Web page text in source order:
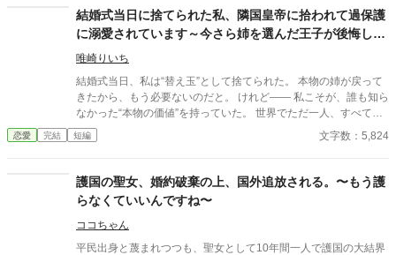
結婚式当日に捨てられた私、隣国皇帝に拾われて過保護
に溺愛されています～今さら姉を選んだ王子が後悔して
も手遅れです～
唯崎りいち
結婚式当日、私は“替え玉”として捨てられた。 本物の姉が戻って
きたから、もう必要ないのだと。 けれど—— 私こそが、誰も知ら
なかった“本物の価値”を持っていた。 世界でただ一人、すべてを
癒す力。 そして、その価値を知るただ一人の人が、皇帝となって
私を迎えに来る。 これは、すべてを失った少女が、本当に必要と
恋愛 完結 短編 文字数：5,824
護国の聖女、婚約破棄の上、国外追放される。〜もう護
らなくていいんですね〜
ココちゃん
平民出身と蔑まれつつも、聖女として10年間一人で護国の大結界